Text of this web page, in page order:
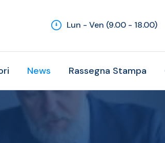
Lun - Ven (9.00 - 18.00)
News Rassegna Stampa